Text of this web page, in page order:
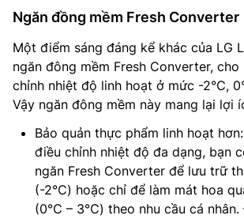
Ngăn đồng mềm Fresh Converter
Một điểm sáng đáng kể khác của LG
ngăn đông mềm Fresh Converter,
chỉnh nhiệt độ linh hoạt ở mức -2℃,
Vậy ngăn đông mềm này mang lại lợi
Bảo quản thực phẩm linh hoạt
điều chỉnh nhiệt độ đa dạng, bạn
ngăn Fresh Converter để lưu trữ
(-2℃) hoặc chỉ để làm mát hoa
(0℃ – 3℃) theo nhu cầu cá nhân.